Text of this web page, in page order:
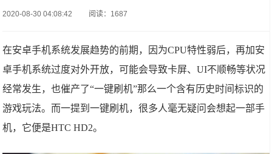
2020-08-30 04:08:42 阅读：1687
在安卓手机系统发展趋势的前期，因为CPU特性弱后，再加安
卓手机系统过度对外开放，可能会导致卡屏、UI不顺畅等状况
经常发生，也催产了“一键刷机”那么一个含有历史时间标识的
游戏玩法。而一提到一键刷机，很多人毫无疑问会想起一部手
机，它便是HTC HD2。